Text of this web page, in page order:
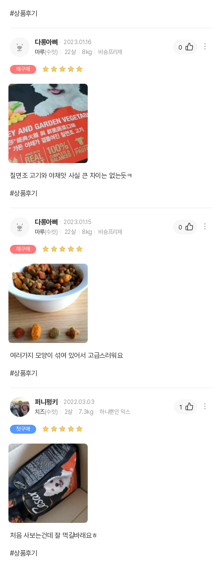
#상품후기
다롱아빠
2023.01.16
마루(수컷) 22살 8kg 비숑프리제
재구매
칠면조 고기와 야채맛 사실 큰 차이는 없는듯ㅋ
#상품후기
0
다롱아빠
2023.01.15
마루(수컷) 22살 8kg 비숑프리제
재구매
여러가지 모양이 섞여 있어서 고급스러워요
#상품후기
0
퍼니펑키
2022.03.03
치즈(수컷) 2살 7.3kg 하나뿐인 믹스
첫구매
처음 사보는건데 잘 먹길바래요ㅎ
#상품후기
1